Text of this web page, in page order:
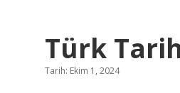
Türk
Tarih: Ekim 1, 2024